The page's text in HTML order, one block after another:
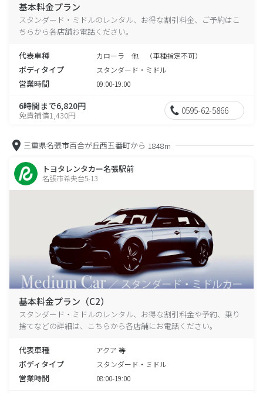
基本料金プラン
スタンダード・ミドルのレンタル、お得な割引料金、ご予約はこ
ちらから各店舗お電話ください。
代表車種 カローラ 他 （車種指定不可）
ボディタイプ スタンダード・ミドル
営業時間 09:00-19:00
6時間まで6,820円
免責補償1,430円 0595-62-5866
三重県名張市百合が丘西五番町から 1848m
トヨタレンタカー名張駅前
名張市希央台5-13
基本料金プラン（C2）
スタンダード・ミドルのレンタル、お得な割引料金や予約、乗り
捨てなどの詳細は、こちらから各店舗にお電話ください。
代表車種 アクア 等
ボディタイプ スタンダード・ミドル
営業時間 08:00-19:00